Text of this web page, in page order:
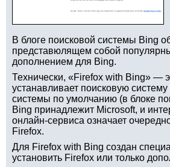
В блоге поисковой системы Bing
представюлящем собой
дополнением для Bing.
Технически, «Firefox with Bing» —
устанавливает поисковую
системы по умолчанию (в блоке
Bing принадлежит Microsoft, и
онлайн-сервиса означает
Firefox.
Для Firefox with Bing создан
установить Firefox или только